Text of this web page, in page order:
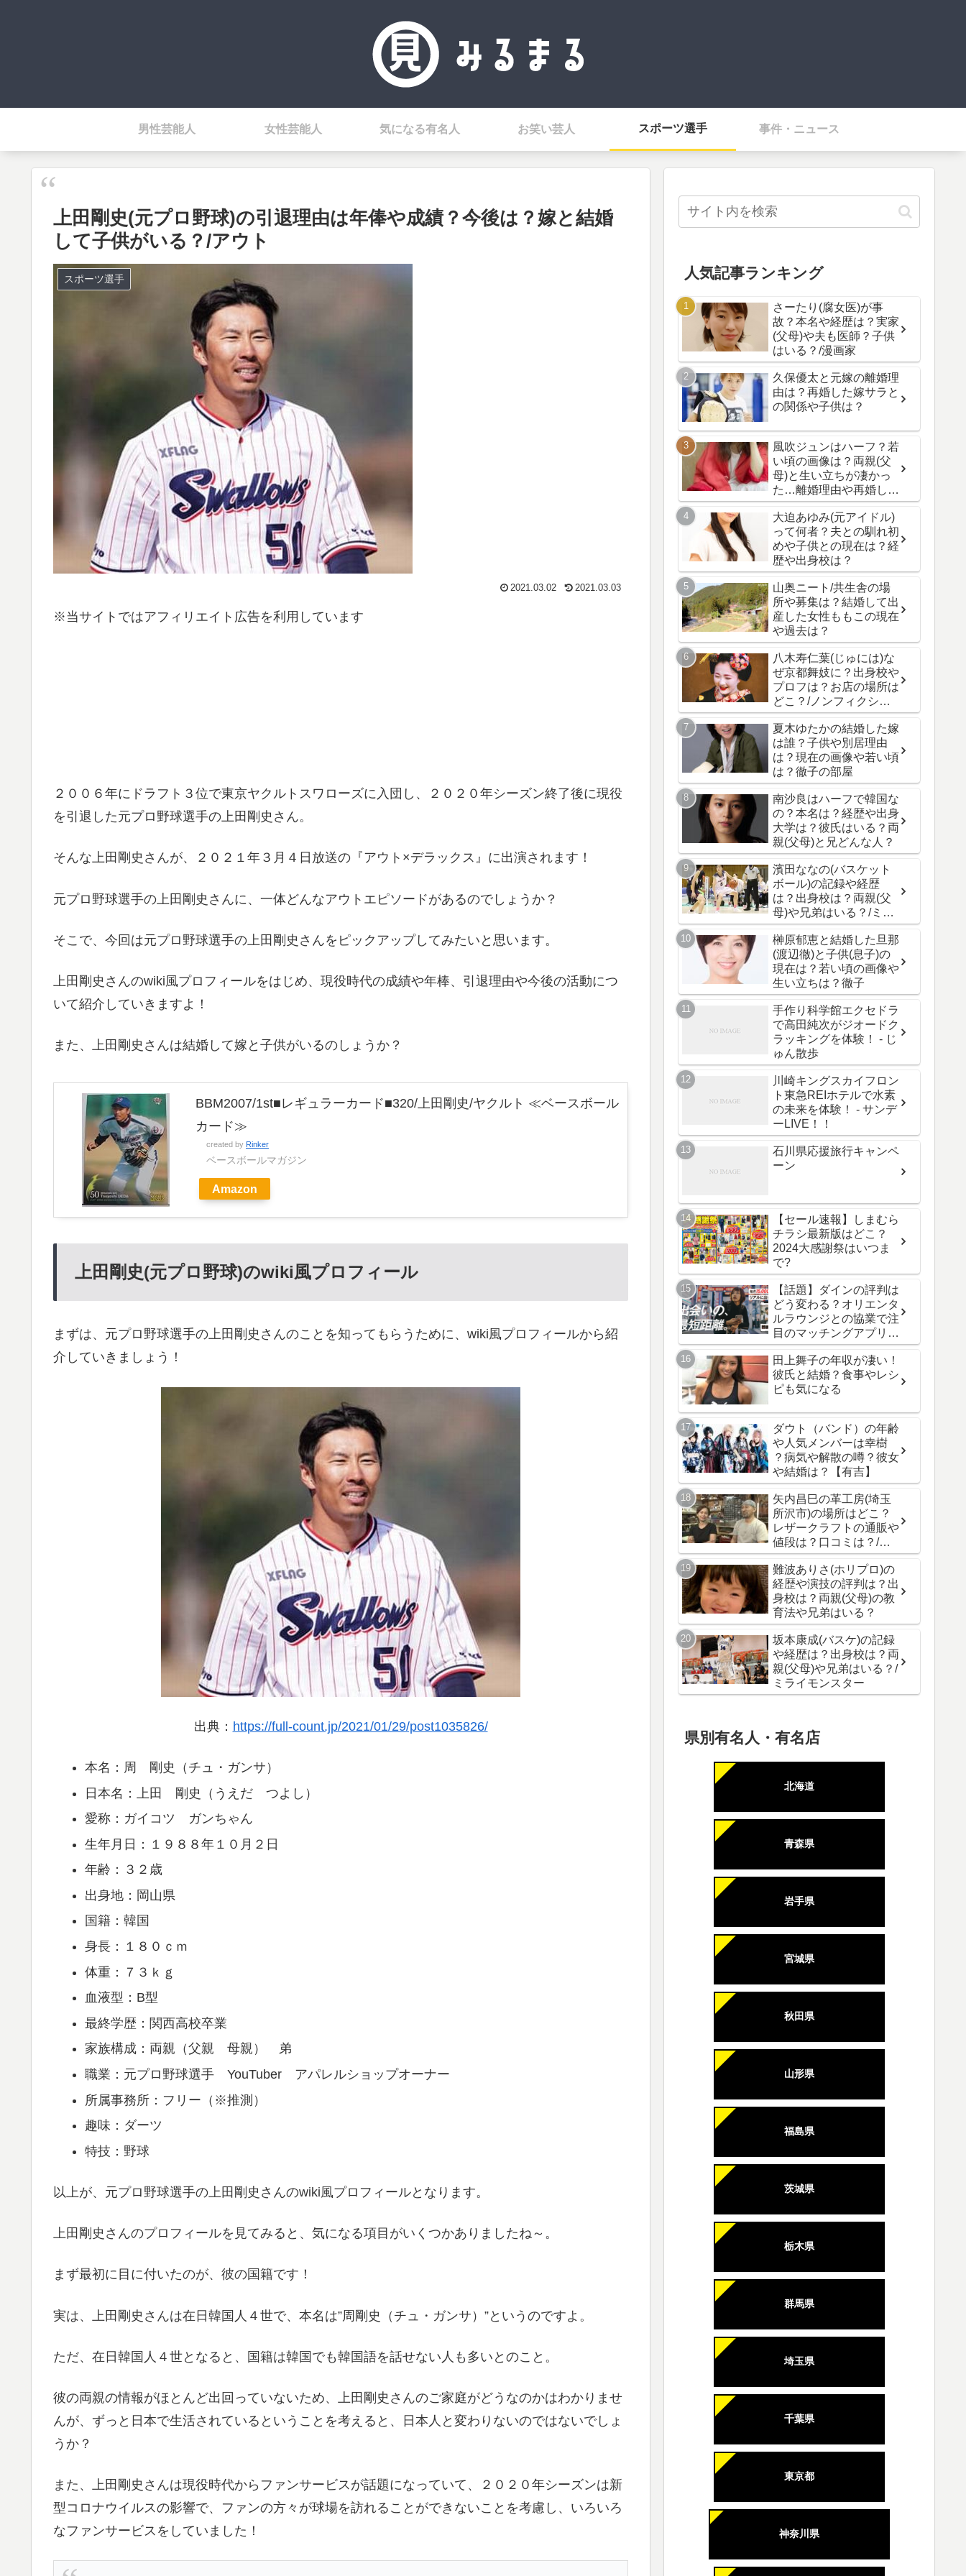
男性芸能人 女性芸能人 気になる有名人 お笑い芸人 スポーツ選手 事件・ニュース
上田剛史(元プロ野球)の引退理由は年俸や成績？今後は？嫁と結婚
して子供がいる？/アウト
スポーツ選手
2021.03.02 2021.03.03
※当サイトではアフィリエイト広告を利用しています
２００６年にドラフト３位で東京ヤクルトスワローズに入団し、２０２０年シーズン終了後に現役
を引退した元プロ野球選手の上田剛史さん。
そんな上田剛史さんが、２０２１年３月４日放送の『アウト×デラックス』に出演されます！
元プロ野球選手の上田剛史さんに、一体どんなアウトエピソードがあるのでしょうか？
そこで、今回は元プロ野球選手の上田剛史さんをピックアップしてみたいと思います。
上田剛史さんのwiki風プロフィールをはじめ、現役時代の成績や年棒、引退理由や今後の活動につ
いて紹介していきますよ！
また、上田剛史さんは結婚して嫁と子供がいるのしょうか？
BBM2007/1st■レギュラーカード■320/上田剛史/ヤクルト ≪ベースボール
カード≫
created by Rinker
ベースボールマガジン
Amazon
上田剛史(元プロ野球)のwiki風プロフィール
まずは、元プロ野球選手の上田剛史さんのことを知ってもらうために、wiki風プロフィールから紹
介していきましょう！
出典： https://full-count.jp/2021/01/29/post1035826/
本名：周 剛史（チュ・ガンサ）
日本名：上田 剛史（うえだ つよし）
愛称：ガイコツ ガンちゃん
生年月日：１９８８年１０月２日
年齢：３２歳
出身地：岡山県
国籍：韓国
身長：１８０ｃｍ
体重：７３ｋｇ
血液型：B型
最終学歴：関西高校卒業
家族構成：両親（父親 母親） 弟
職業：元プロ野球選手 YouTuber アパレルショップオーナー
所属事務所：フリー（※推測）
趣味：ダーツ
特技：野球
以上が、元プロ野球選手の上田剛史さんのwiki風プロフィールとなります。
上田剛史さんのプロフィールを見てみると、気になる項目がいくつかありましたね～。
まず最初に目に付いたのが、彼の国籍です！
実は、上田剛史さんは在日韓国人４世で、本名は”周剛史（チュ・ガンサ）”というのですよ。
ただ、在日韓国人４世となると、国籍は韓国でも韓国語を話せない人も多いとのこと。
彼の両親の情報がほとんど出回っていないため、上田剛史さんのご家庭がどうなのかはわかりませ
んが、ずっと日本で生活されているということを考えると、日本人と変わりないのではないでしょ
うか？
また、上田剛史さんは現役時代からファンサービスが話題になっていて、２０２０年シーズンは新
型コロナウイルスの影響で、ファンの方々が球場を訪れることができないことを考慮し、いろいろ
なファンサービスをしていました！
人気記事ランキング
さーたり(腐女医)が事
故？本名や経歴は？実家
(父母)や夫も医師？子供
はいる？/漫画家
久保優太と元嫁の離婚理
由は？再婚した嫁サラと
の関係や子供は？
風吹ジュンはハーフ？若
い頃の画像は？両親(父
母)と生い立ちが凄かっ
た…離婚理由や再婚した
夫と子供の現在は？
大迫あゆみ(元アイドル)
って何者？夫との馴れ初
めや子供との現在は？経
歴や出身校は？
山奥ニート/共生舎の場
所や募集は？結婚して出
産した女性ももこの現在
や過去は？
八木寿仁葉(じゅには)な
ぜ京都舞妓に？出身校や
プロフは？お店の場所は
どこ？/ノンフィクショ
ン
夏木ゆたかの結婚した嫁
は誰？子供や別居理由
は？現在の画像や若い頃
は？徹子の部屋
南沙良はハーフで韓国な
の？本名は？経歴や出身
大学は？彼氏はいる？両
親(父母)と兄どんな人？
濱田ななの(バスケット
ボール)の記録や経歴
は？出身校は？両親(父
母)や兄弟はいる？/ミラ
イモンスター
榊原郁恵と結婚した旦那
(渡辺徹)と子供(息子)の
現在は？若い頃の画像や
生い立ちは？徹子
手作り科学館エクセドラ
で高田純次がジオードク
ラッキングを体験！ - じ
ゅん散歩
川崎キングスカイフロン
ト東急REIホテルで水素
の未来を体験！ - サンデ
ーLIVE！！
石川県応援旅行キャンペ
ーン
【セール速報】しまむら
チラシ最新版はどこ？
2024大感謝祭はいつま
で?
【話題】ダインの評判は
どう変わる？オリエンタ
ルラウンジとの協業で注
目のマッチングアプリ最
新情報！
田上舞子の年収が凄い！
彼氏と結婚？食事やレシ
ピも気になる
ダウト（バンド）の年齢
や人気メンバーは幸樹
？病気や解散の噂？彼女
や結婚は？【有吉】
矢内昌巳の革工房(埼玉
所沢市)の場所はどこ？
レザークラフトの通販や
値段は？口コミは？/人
生の楽園
難波ありさ(ホリプロ)の
経歴や演技の評判は？出
身校は？両親(父母)の教
育法や兄弟はいる？
坂本康成(バスケ)の記録
や経歴は？出身校は？両
親(父母)や兄弟はいる？/
ミライモンスター
県別有名人・有名店
北海道
青森県
岩手県
宮城県
秋田県
山形県
福島県
茨城県
栃木県
群馬県
埼玉県
千葉県
東京都
神奈川県